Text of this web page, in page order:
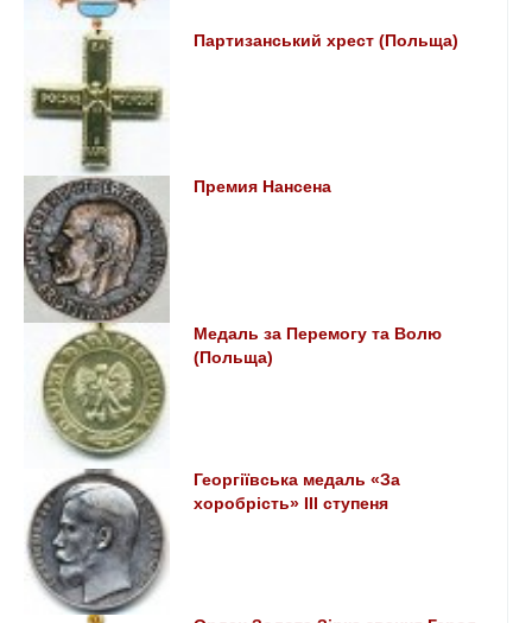
Партизанський хрест (Польща)
Премия Нансена
Медаль за Перемогу та Волю
(Польща)
Георгіївська медаль «За
хоробрість» III ступеня